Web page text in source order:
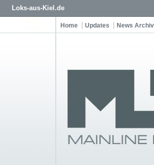
Loks-aus-Kiel.de
Home Updates News Archiv